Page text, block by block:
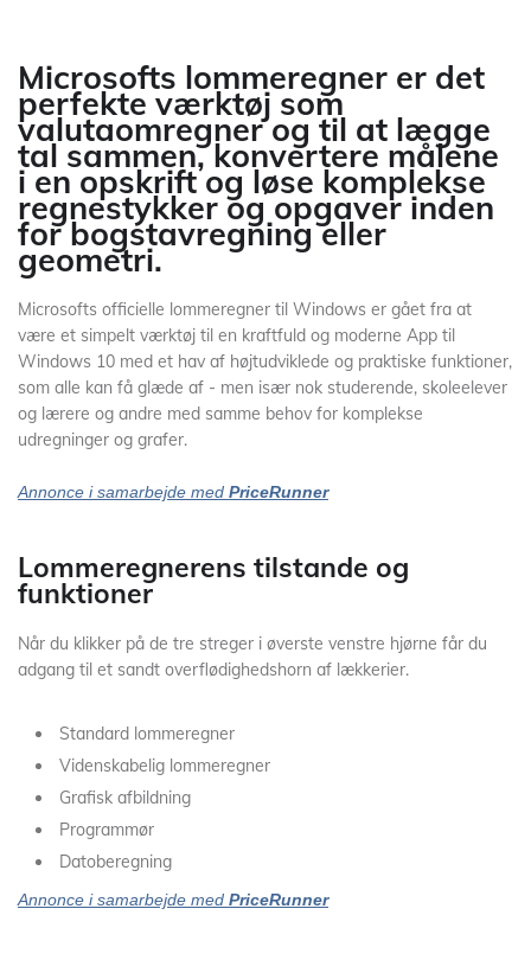
Microsofts lommeregner er det
perfekte værktøj som
valutaomregner og til at lægge
tal sammen, konvertere målene
i en opskrift og løse komplekse
regnestykker og opgaver inden
for bogstavregning eller
geometri.
Microsofts officielle lommeregner til Windows er gået fra at
være et simpelt værktøj til en kraftfuld og moderne App til
Windows 10 med et hav af højtudviklede og praktiske funktioner,
som alle kan få glæde af - men især nok studerende, skoleelever
og lærere og andre med samme behov for komplekse
udregninger og grafer.
Annonce i samarbejde med PriceRunner
Lommeregnerens tilstande og
funktioner
Når du klikker på de tre streger i øverste venstre hjørne får du
adgang til et sandt overflødighedshorn af lækkerier.
Standard lommeregner
Videnskabelig lommeregner
Grafisk afbildning
Programmør
Datoberegning
Annonce i samarbejde med PriceRunner